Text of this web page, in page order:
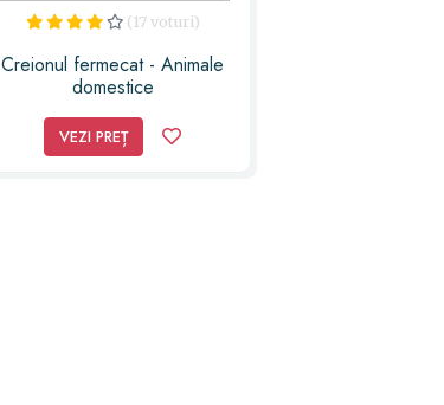
(17 voturi)
Creionul fermecat - Animale
domestice
VEZI PREȚ